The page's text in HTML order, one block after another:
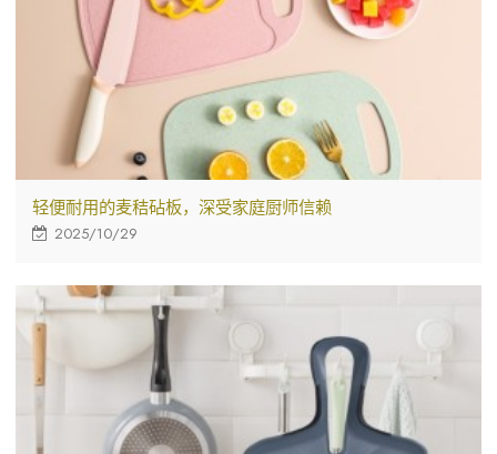
轻便耐用的麦秸砧板，深受家庭厨师信赖
2025/10/29